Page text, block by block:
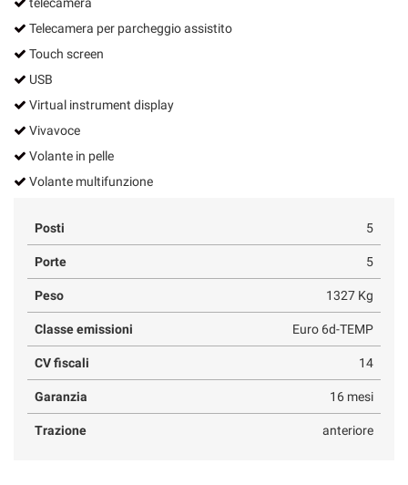
Telecamera per parcheggio assistito
Touch screen
USB
Virtual instrument display
Vivavoce
Volante in pelle
Volante multifunzione
Posti 5
Porte 5
Peso 1327 Kg
Classe emissioni Euro 6d-TEMP
CV fiscali 14
Garanzia 16 mesi
Trazione anteriore